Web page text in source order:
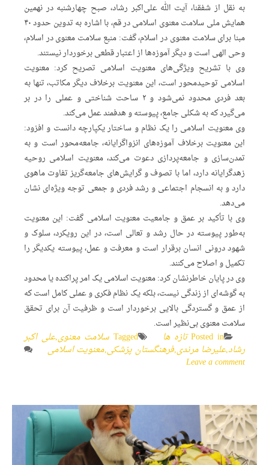
به نقل از شفقنا، آیت الله علی‌اکبر رشاد، صبح چهارشنبه در نهمین
همایش ملی سلامت معنوی اسلامی در قم، با اشاره به تدوین حدود ۴۰
مبنا برای سلامت معنوی در اسلام، گفت: منبع سلامت معنوی در اسلام،
وحی الهی است و دیگر آموزه‌ها از اعتبار قطعی برخوردار نیستند.
وی با تشریح ویژگی‌های معنویت اسلامی تصریح کرد: معنویت
اسلامی توحیدمحور است، این معنویت برخلاف دیگر مکاتب، تنها به
بعد فردی محدود نمی‌شود و ۲ ساحت شناختی و عملی را در بر
می‌گیرد که به شکلی جامع، پیوسته و هدفمند عمل می‌کند.
وی معنویت اسلامی را یک نظام و ساختار یکپارچه دانست و افزود:
این معنویت برخلاف آموزه‌های انزواگرایانه، جامعه‌محور است و به
تمدن‌سازی و جامعه‌پردازی دعوت می‌کند، معنویت اسلامی روحیه
زهدگرایانه دارد، اما با تصوف و گرایش‌های جامعه‌گریز تفاوت ماهوی
دارد و به انسجام اجتماعی و رشد فردی و جمعی توجه ویژه‌ای نشان
می‌دهد.
وی با تأکید بر عمق و جامعیت معنویت اسلامی گفت: این معنویت
به‌طور پیوسته در حال رشد و تعالی است، در این رویکرد، سلوک و
شهود درونی انسان برقرار است و معرفت و عمل، پیوسته یکدیگر را
تکمیل و اصلاح می‌کنند.
وی در پایان خاطرنشان کرد: معنویت اسلامی یک امر پراکنده یا محدود
به گوشه‌ای از زندگی نیست، بلکه یک نظام فکری و عملی کامل است که
از عمق و گستردگی بالایی برخوردار است و ظرفیت آن برای تحقق
سلامت معنوی بی‌نظیر است.
Posted in تازه ها Tagged سلامت معنوی,علی اکبر
رشاد,علیرضا مرندی,فرهنگستان پزشکی,معنویت اسلامی
Leave a comment